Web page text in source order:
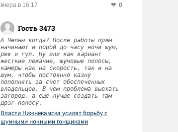
вчера в 16:17 0
Гость 3473
А Челны когда? После работы прям
начинают и порой до часу ночи шум,
рев и гул. Ну или как вариант
жесткие лежачие, шумовые полосы,
камеры как на скорость, так и на
шум, чтобы постоянно казну
пополнять за счет обеспеченных
владельцев. В чем проблема выехать
загород, а еще лучше создать там
дрэг-полосу.
Власти Нижнекамска усилят борьбу с
шумными ночными гонщиками